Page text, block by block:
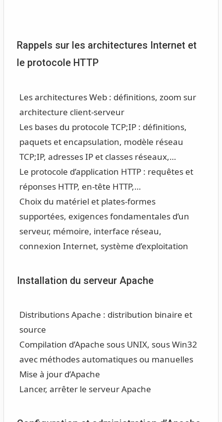
Rappels sur les architectures Internet et
le protocole HTTP
Les architectures Web : définitions, zoom sur
architecture client-serveur
Les bases du protocole TCP;IP : définitions,
paquets et encapsulation, modèle réseau
TCP;IP, adresses IP et classes réseaux,…
Le protocole d’application HTTP : requêtes et
réponses HTTP, en-tête HTTP,…
Choix du matériel et plates-formes
supportées, exigences fondamentales d’un
serveur, mémoire, interface réseau,
connexion Internet, système d’exploitation
Installation du serveur Apache
Distributions Apache : distribution binaire et
source
Compilation d’Apache sous UNIX, sous Win32
avec méthodes automatiques ou manuelles
Mise à jour d’Apache
Lancer, arrêter le serveur Apache